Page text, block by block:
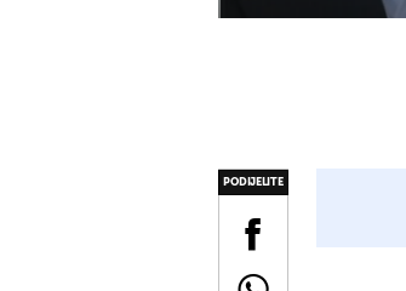
PODIJELITE